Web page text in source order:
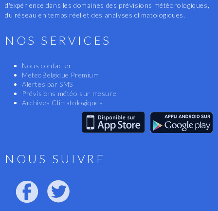
d'expérience dans les domaines des prévisions météorologiques,
du réseau en temps réel et des analyses climatologiques.
NOS SERVICES
Nous contacter
MeteoBelgique Premium
Alertes par SMS
Prévisions météo sur mesure
Archives Climatologiques
NOUS SUIVRE